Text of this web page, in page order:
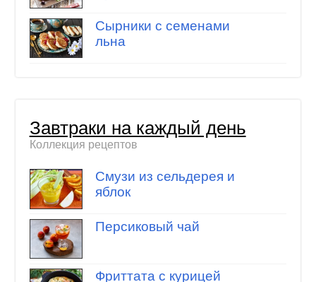
Сырники с семенами
льна
Завтраки на каждый день
Коллекция рецептов
Смузи из сельдерея и
яблок
Персиковый чай
Фриттата с курицей